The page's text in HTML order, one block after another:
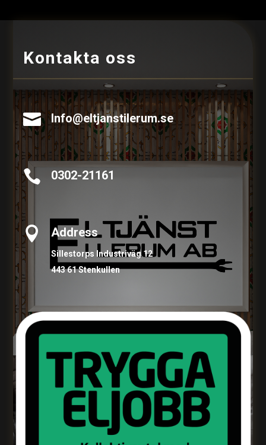
Kontakta oss
 Info@eltjanstilerum.se
 0302-21161
 Address
Sillestorps Industriväg 12
443 61 Stenkullen